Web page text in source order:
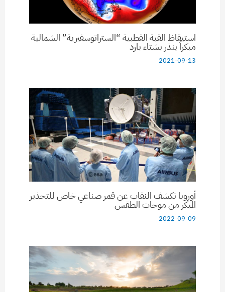
استيقاظ القبة القطبية “الستراتوسفيرية” الشمالية
مبكراً ينذر بشتاء بارد
2021-09-13
أوروبا تكشف النقاب عن قمر صناعي خاص للتحذير
المبكر من موجات الطقس
2022-09-09